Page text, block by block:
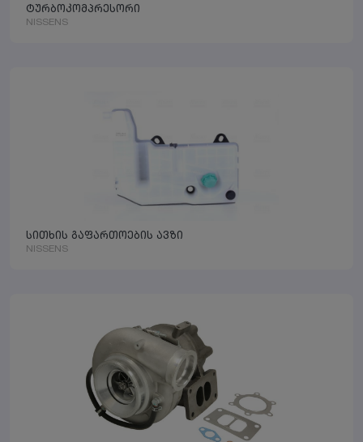
ტურბოკომპრესორი
NISSENS
სითხის გაფართოების ავზი
NISSENS